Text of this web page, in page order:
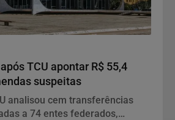
TCU apontar R$ 55,4
suspeitas
analisou cem transferências
a 74 entes federados,